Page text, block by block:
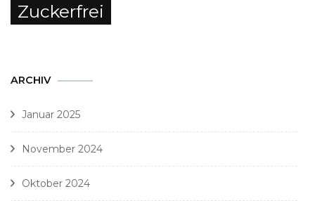
Zuckerfrei
ARCHIV
Januar 2025
November 2024
Oktober 2024